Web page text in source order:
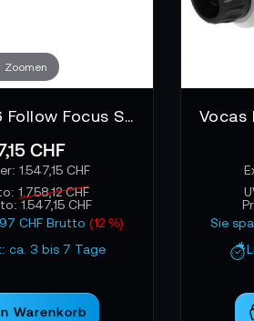
Zoomen
Vocas MFC-6 Follow Focus System 1:1
CHF
1.547,15 CHF
1.758,12 CHF
1.547,15 CHF
CHF Brutto (12 %)
ca. 3 bis 7 Tage
Warenkorb
Sie